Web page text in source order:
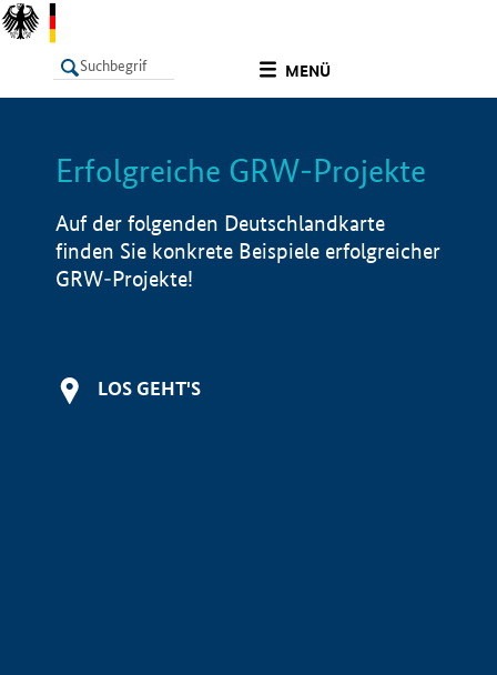
MENÜ
LISTE Info
Erfolgreiche GRW-Projekte
Auf der folgenden Deutschlandkarte
finden Sie konkrete Beispiele erfolgreicher
GRW-Projekte!
LOS GEHT'S